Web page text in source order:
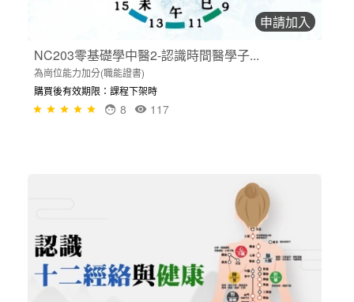
申請加入
NC203零基礎學中醫2-認識時間醫學子...
為崗位能力加分(職能證書)
購買後有效期限：課程下架時
117
8